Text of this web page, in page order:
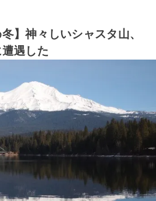
】神々しいシャスタ山、
遇した